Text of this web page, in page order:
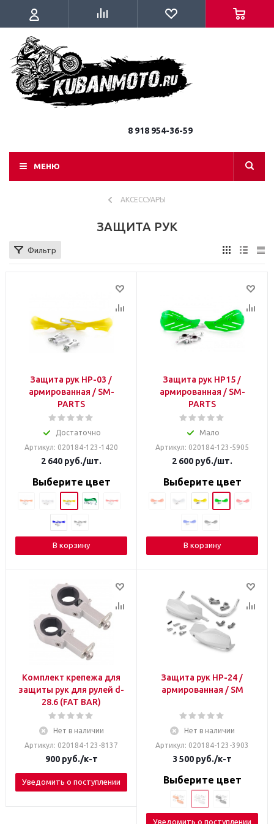
8 918 954-36-59
МЕНЮ
АКСЕССУАРЫ
ЗАЩИТА РУК
Фильтр
Защита рук HP-03 /
армированная / SM-
PARTS
Достаточно
Артикул: 020184-123-1420
2 640 руб./шт.
Выберите цвет
В корзину
Защита рук HP15 /
армированная / SM-
PARTS
Мало
Артикул: 020184-123-5905
2 600 руб./шт.
Выберите цвет
В корзину
Комплект крепежа для
защиты рук для рулей d-
28.6 (FAT BAR)
Нет в наличии
Артикул: 020184-123-8137
900руб./к-т
Уведомить о поступлении
Защита рук HP-24 /
армированная / SM
Нет в наличии
Артикул: 020184-123-3903
3 500 руб./к-т
Выберите цвет
Уведомить о поступлении